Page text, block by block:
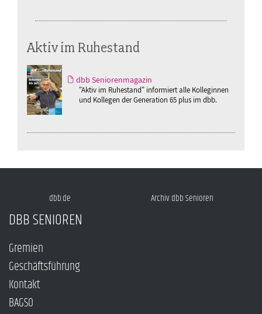
Aktiv im Ruhestand
dbb Seniorenmagazin
"Aktiv im Ruhestand" informiert alle Kolleginnen
und Kollegen der Generation 65 plus im dbb.
dbb.de Archiv dbb Senioren
DBB SENIOREN
Gremien
Geschäftsführung
Kontakt
BAGSO